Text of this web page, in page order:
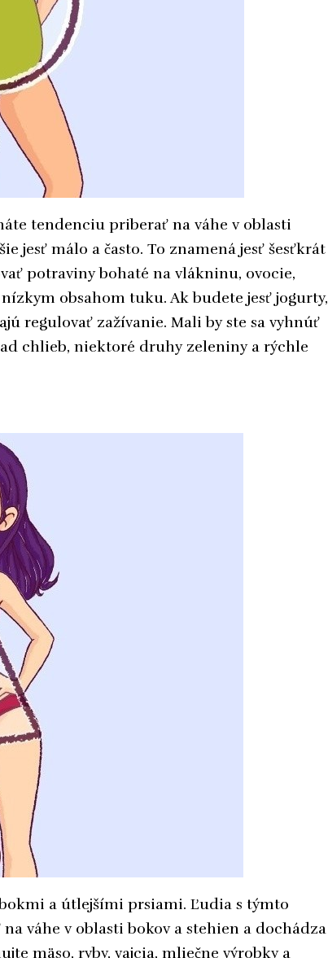
tendenciu priberať na váhe v oblasti
jesť málo a často. To znamená jesť šesťkrát
potraviny bohaté na vlákninu, ovocie,
obsahom tuku. Ak budete jesť jogurty,
regulovať zažívanie. Mali by ste sa vyhnúť
chlieb, niektoré druhy zeleniny a rýchle
a útlejšími prsiami. Ľudia s týmto
váhe v oblasti bokov a stehien a dochádza
mäso, ryby, vajcia, mliečne výrobky a